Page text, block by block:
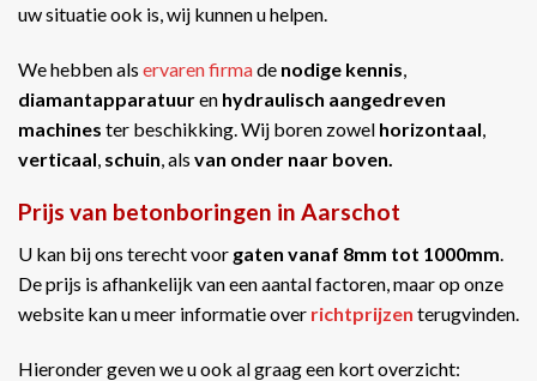
uw situatie ook is, wij kunnen u helpen.
We hebben als ervaren firmade nodige kennis
diamantapparatuuren hydraulisch aangedreven
machines ter beschikking. Wij boren zowel horizontaal
verticaal schuin , als van onder naar boven.
Prijs van betonboringen in Aarschot
U kan bij ons terecht voor gaten vanaf 8mm tot 1000mm.
De prijs is afhankelijk van een aantal factoren, maar op onze
website kan u meer informatie over richtprijzen terugvinden.
Hieronder geven we u ook al graag een kort overzicht: